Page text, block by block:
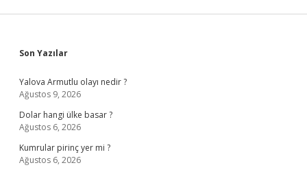
Sidebar
Son Yazılar
Yalova Armutlu olayı nedir ?
Ağustos 9, 2026
Dolar hangi ülke basar ?
Ağustos 6, 2026
Kumrular pirinç yer mi ?
Ağustos 6, 2026